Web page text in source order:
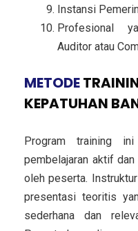
Instansi
Profesional
Auditor atau
METODE
KEPATUHAN
Program training
pembelajaran aktif
oleh peserta.
presentasi teoritis
sederhana dan